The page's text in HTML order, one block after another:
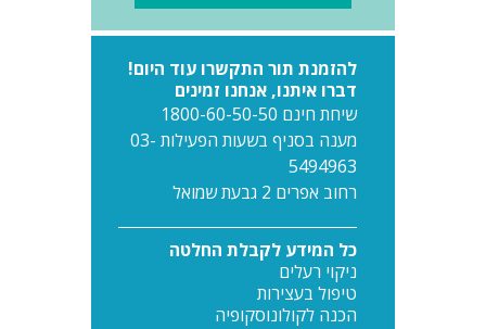
להזמנת תור התקשרו עוד היום!
דברו איתנו, אנחנו זמינים
שיחת חינם 1800-60-50-50
מענה בסניף בשעות הפעילות 03-
5494963
רחוב אפרים 2 גבעת שמואל
כל המידע לקבלת החלטה
ניקוי רעלים
טיפול בעצירות
הכנה לקולונוסקופיה